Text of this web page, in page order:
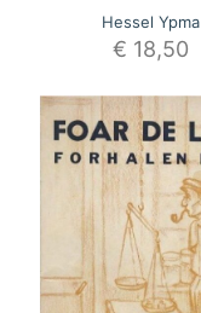
Hessel Ypma
€ 18,50